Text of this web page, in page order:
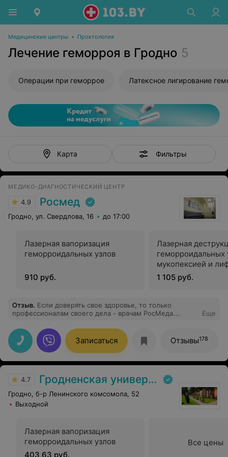
Медицинские центры • Проктология
Лечение геморроя в Гродно 5
Операции при геморрое
Карта Фильтры
МЕДИКО-ДИАГНОСТИЧЕСКИЙ ЦЕНТР
4.9 Росмед
Гродно, ул. Свердлова, 16 до 17:00
Лазерная вапоризация
геморроидальных узлов
910 руб.
Лазерная
геморроидальных
мукопексией и
слизистой
1 105 руб.
Отзыв. Если доверять свое здоровье, то только
профессионалам своего дела - врачам РосМеда.
Еще
Записаться Отзывы178
4.7 Гродненская университетская клиника
Гродно, б-р Ленинского комсомола, 52
Выходной
Лазерная вапоризация
геморроидальных узлов
403,63 руб.
Все цены